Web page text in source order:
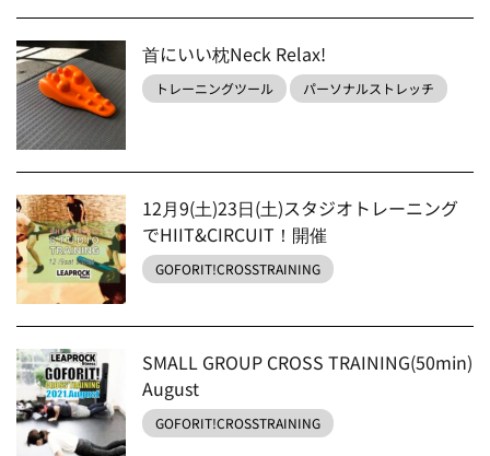
首にいい枕Neck Relax!
トレーニングツール パーソナルストレッチ
12月9(土)23日(土)スタジオトレーニング
でHIIT&CIRCUIT！開催
GOFORIT!CROSSTRAINING
SMALL GROUP CROSS TRAINING(50min)
August
GOFORIT!CROSSTRAINING